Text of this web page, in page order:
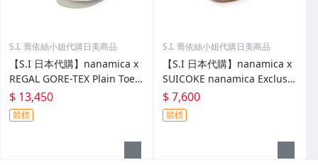
S.I. 喬依絲小姐代購日美商品
【S.I 日本代購】nanamica x
REGAL GORE-TEX Plain Toe S
hoes
$ 13,450
競標
S.I. 喬依絲小姐代購日美商品
【S.I 日本代購】nanamica x
SUICOKE nanamica Exclusiv
e FL Slides
$ 7,600
競標